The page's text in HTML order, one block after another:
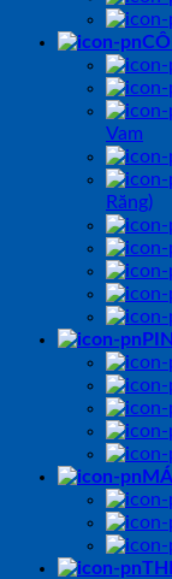
Vam
Răng)